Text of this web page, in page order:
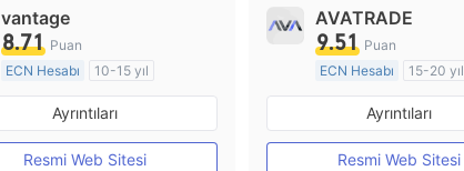
vantage
8.71 Puan
ECN Hesabı
10-15 yıl
Düzenleyici Ülke/Bölge: Avustralya
Pazar Yapıcılık (MM)
MT4 Tam Lisans
Ayrıntıları
Resmi Web Sitesi
AVATRADE
9.51 Puan
ECN Hesabı
15-20 yıl
Pazar Yapıcılık (MM)
MT4 Tam Lisans
Ayrıntıları
Resmi Web Sitesi